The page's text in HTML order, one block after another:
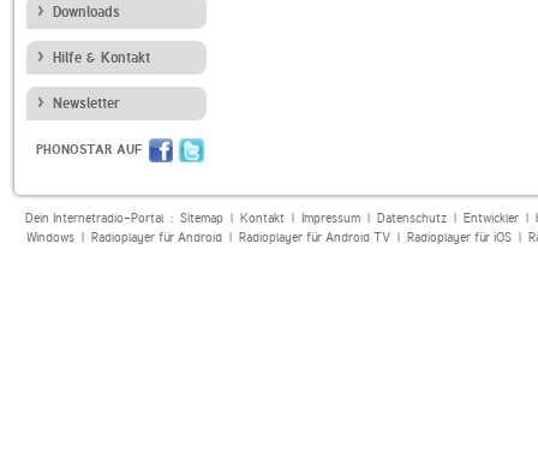
Downloads
Hilfe & Kontakt
Newsletter
PHONOSTAR AUF
Dein Internetradio-Portal : Sitemap| Kontakt| Impressum| Datenschutz| Entwickler|
Windows| Radioplayer für Android| Radioplayer für Android TV| Radioplayer für iOS|